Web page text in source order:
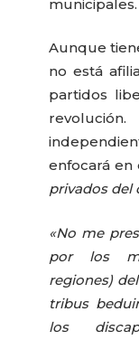
municipales.
Aunque
no está
partidos
enfocará
privados del
«No me
por los
regiones)
tribus
los